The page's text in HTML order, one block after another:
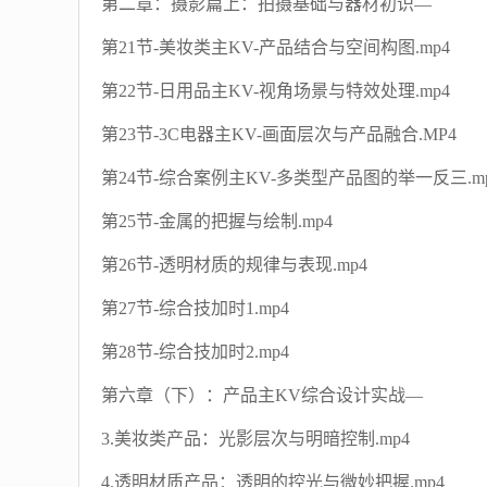
第二章：摄影篇上：拍摄基础与器材初识—
第21节-美妆类主KV-产品结合与空间构图.mp4
第22节-日用品主KV-视角场景与特效处理.mp4
第23节-3C电器主KV-画面层次与产品融合.MP4
第24节-综合案例主KV-多类型产品图的举一反三
第25节-金属的把握与绘制.mp4
第26节-透明材质的规律与表现.mp4
第27节-综合技加时1.mp4
第28节-综合技加时2.mp4
第六章（下）：产品主KV综合设计实战—
3.美妆类产品：光影层次与明暗控制.mp4
4.透明材质产品：透明的控光与微妙把握.mp4